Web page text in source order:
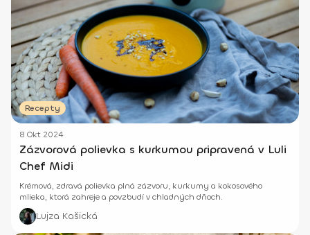
Recepty
8 Okt 2024
Zázvorová polievka s kurkumou pripravená v Luli
Chef Midi
Krémová, zdravá polievka plná zázvoru, kurkumy a kokosového
mlieka, ktorá zahreje a povzbudí v chladných dňoch.
Lujza Kašická